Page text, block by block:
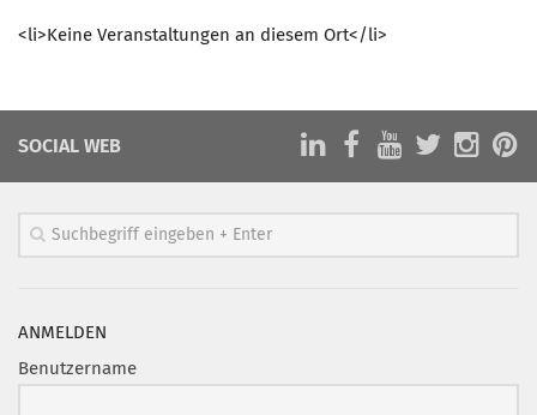
Marketing Pioniere im BVMC
MITGLIEDSCHAFT
PODCAST
AKTUELLES
<li>Keine Veranstaltungen an diesem Ort</li>
SOCIAL WEB
ANMELDEN
Benutzername